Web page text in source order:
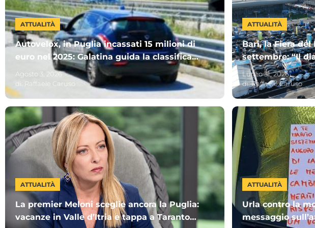
ATTUALITÀ
Autovelox, in Puglia incassati 15 milioni di
euro nel 2025: Galatina guida la classifica.
Ecco gli altri Comuni più “cari”
Agosto 3, 2026
di: Raffaele Caruso
ATTUALITÀ
Bari, la Fiera del
settembre: “Il
Invitata la
Luglio 31, 2026
di:Raffaele Caruso
ATTUALITÀ
La premier Meloni sceglie ancora la Puglia:
vacanze in Valle d’Itria e tappa a Taranto
ATTUALITÀ
Urla contro la
messaggio